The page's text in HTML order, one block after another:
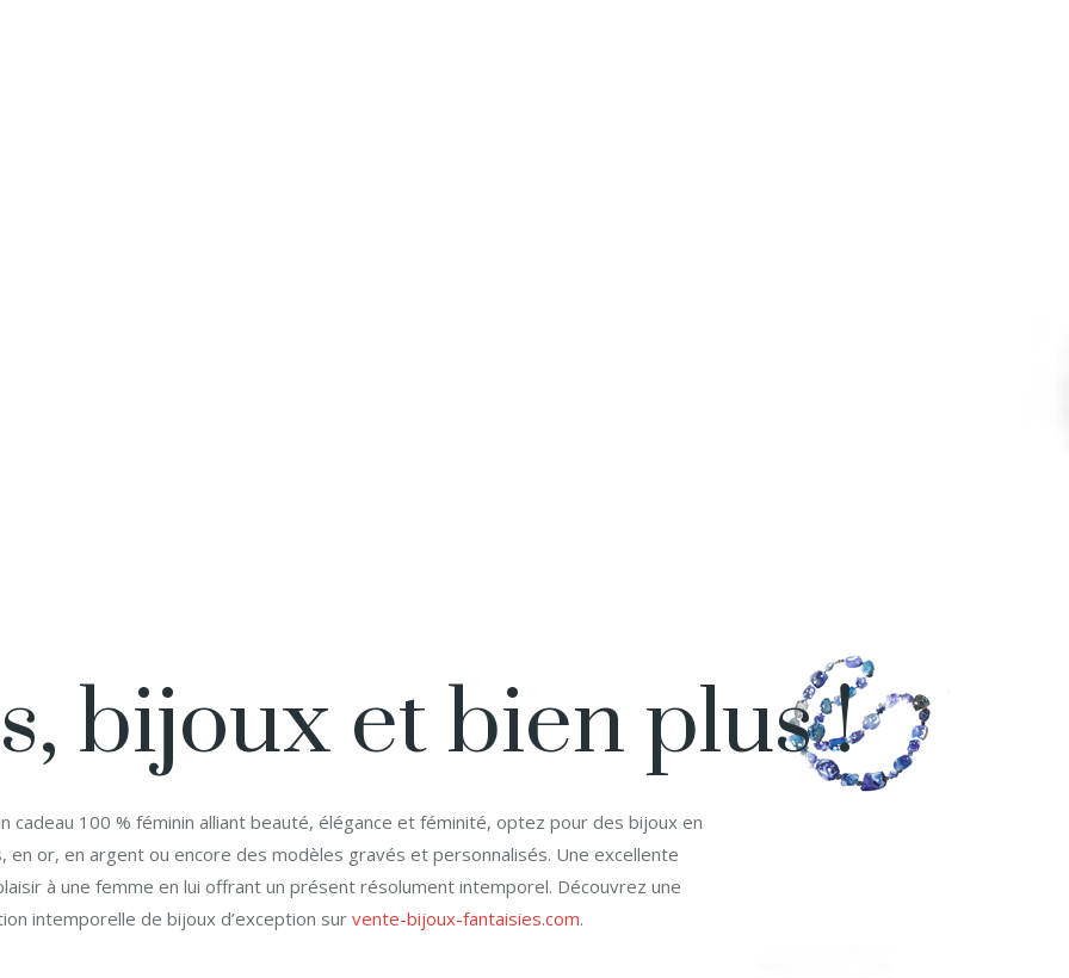
bijoux et bien plus !
cadeau 100 % féminin alliant beauté, élégance et féminité, optez pour des bijoux en
en or, en argent ou encore des modèles gravés et personnalisés. Une excellente
à une femme en lui offrant un présent résolument intemporel. Découvrez une
intemporelle de bijoux d’exception sur vente-bijoux-fantaisies.com.